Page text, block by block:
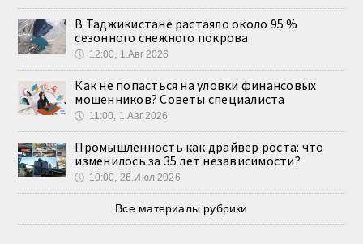
В Таджикистане растаяло около 95 %
сезонного снежного покрова
🕔 12:00, 1.Авг 2026
Как не попасться на уловки финансовых
мошенников? Советы специалиста
🕔 11:00, 1.Авг 2026
Промышленность как драйвер роста: что
изменилось за 35 лет независимости?
🕔 10:00, 26.Июл 2026
Все материалы рубрики